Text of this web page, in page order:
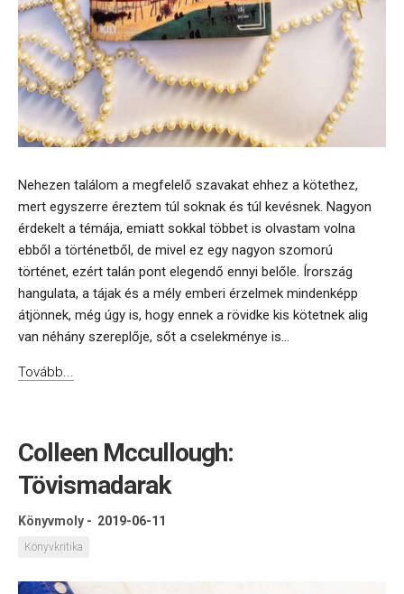
Nehezen találom a megfelelő szavakat ehhez a kötethez,
mert egyszerre éreztem túl soknak és túl kevésnek. Nagyon
érdekelt a témája, emiatt sokkal többet is olvastam volna
ebből a történetből, de mivel ez egy nagyon szomorú
történet, ezért talán pont elegendő ennyi belőle. Írország
hangulata, a tájak és a mély emberi érzelmek mindenképp
átjönnek, még úgy is, hogy ennek a rövidke kis kötetnek alig
van néhány szereplője, sőt a cselekménye is...
Tovább...
Colleen Mccullough:
Tövismadarak
Könyvmoly - 2019-06-11
Könyvkritika